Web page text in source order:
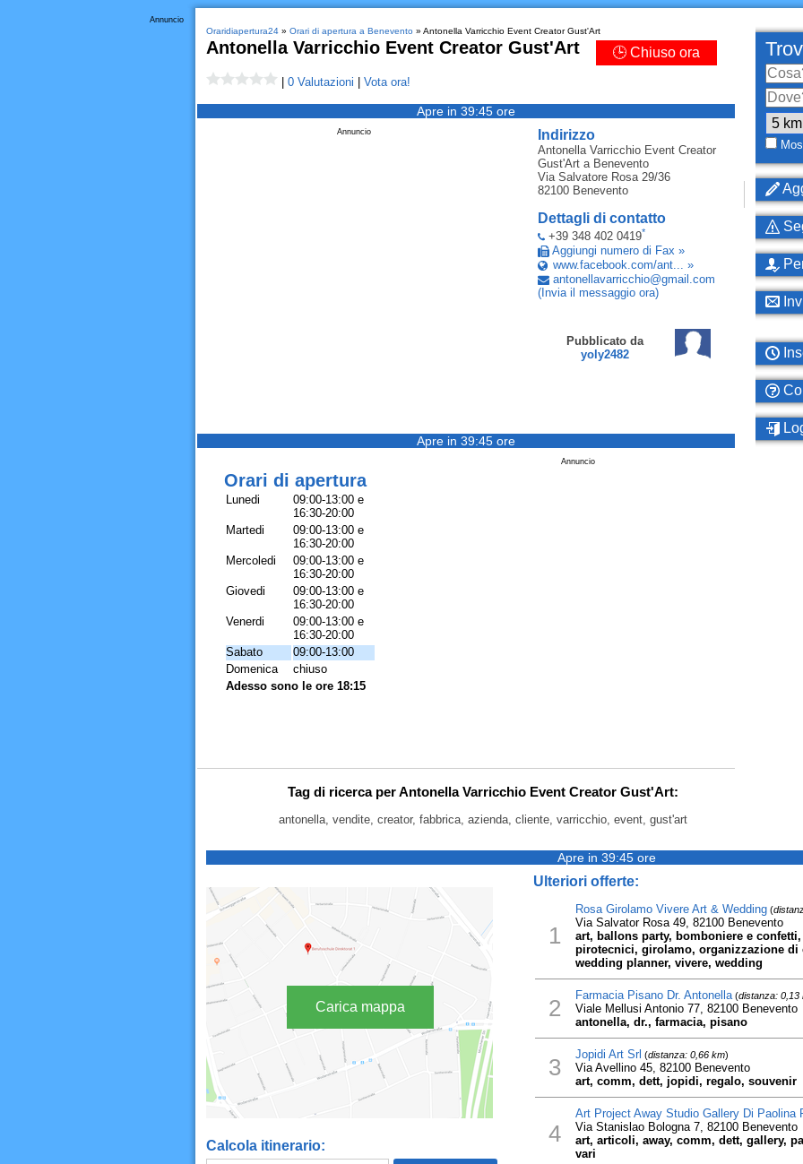
Annuncio
Oraridiapertura24» Orari di apertura a Benevento» Antonella Varricchio Event Creator Gust'Art
Antonella Varricchio Event Creator Gust'Art 🕒 Chiuso ora
0 Valutazioni Vota ora!
Apre in 39:45 ore
Indirizzo
Antonella Varricchio Event Creator
Gust'Arta Benevento
Via Salvatore Rosa 29/36
82100 Benevento
Dettagli di contatto
+39 348 402 0419*
Aggiungi numero di Fax »
www.facebook.com/ant... »
antonellavarricchio@gmail .com
(Invia il messaggio ora)
Pubblicato da
yoly2482
Annuncio
Apre in 39:45 ore
Annuncio
Orari di apertura
Lunedi
09:00-13:00 e
16:30-20:00
Martedi
09:00-13:00 e
16:30-20:00
Mercoledi
09:00-13:00 e
16:30-20:00
Giovedi
09:00-13:00 e
16:30-20:00
Venerdi
09:00-13:00 e
16:30-20:00
Sabato
09:00-13:00
Domenica
chiuso
Adesso sono le ore 18:15
Tag di ricerca per Antonella Varricchio Event Creator Gust'Art:
antonella, vendite, creator, fabbrica, azienda, cliente, varricchio, event, gust'art
Apre in 39:45 ore
Carica mappa
Calcola itinerario:
Ulteriori offerte:
1
Rosa Girolamo Vivere Art & Wedding(
Via Salvator Rosa 49, 82100 Benevento
art, ballons party, bomboniere e
pirotecnici, girolamo, organizzazione
wedding planner, vivere, wedding
2 Farmacia Pisano Dr. Antonella(distanza: 0,13
Viale Mellusi Antonio 77, 82100 Benevento
antonella, dr., farmacia, pisano
3 Jopidi Art Srl (distanza: 0,66 km)
Via Avellino 45, 82100 Benevento
art, comm, dett, jopidi, regalo, souvenir
4
Art Project Away Studio Gallery Di Paolina
Via Stanislao Bologna 7, 82100 Benevento
art, articoli, away, comm, dett, gallery,
vari